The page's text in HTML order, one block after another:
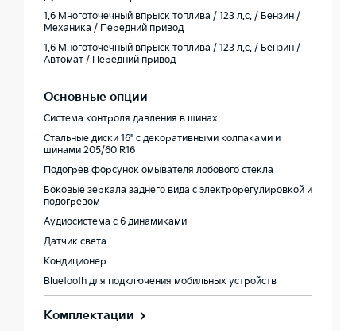
1.6 Многоточечный впрыск топлива / 123 л.с. / Бензин /
Механика / Передний привод
1.6 Многоточечный впрыск топлива / 123 л.с. / Бензин /
Автомат / Передний привод
Основные опции
Система контроля давления в шинах
Стальные диски 16" с декоративными колпаками и
шинами 205/60 R16
Подогрев форсунок омывателя лобового стекла
Боковые зеркала заднего вида с электрорегулировкой и
подогревом
Аудиосистема с 6 динамиками
Датчик света
Кондиционер
Bluetooth для подключения мобильных устройств
Комплектации